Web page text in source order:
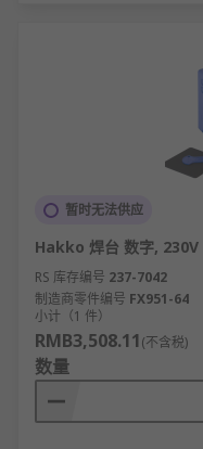
暂时无法供应
Hakko 焊台 数字, 230V
RS 库存编号 237-7042
制造商零件编号 FX951-64
小计（1 件）
RMB3,508.11(不含税)
数量